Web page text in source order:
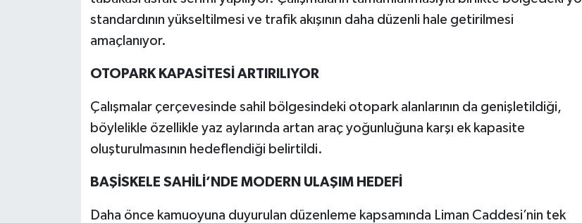
standardının yükseltilmesi ve trafik akışının daha düzenli hale getirilmesi
amaçlanıyor.
OTOPARK KAPASİTESİ ARTIRILIYOR
Çalışmalar çerçevesinde sahil bölgesindeki otopark alanlarının da genişletildiği,
böylelikle özellikle yaz aylarında artan araç yoğunluğuna karşı ek kapasite
oluşturulmasının hedeflendiği belirtildi.
BAŞİSKELE SAHİLİ’NDE MODERN ULAŞIM HEDEFİ
Daha önce kamuoyuna duyurulan düzenleme kapsamında Liman Caddesi’nin tek